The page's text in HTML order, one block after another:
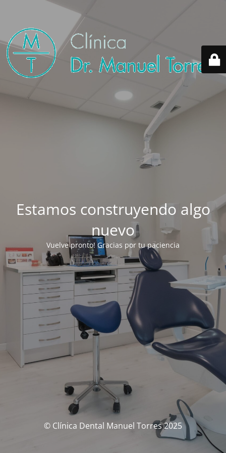
Estamos construyendo algo
nuevo
Vuelve pronto! Gracias por tu paciencia
© Clínica Dental Manuel Torres 2025